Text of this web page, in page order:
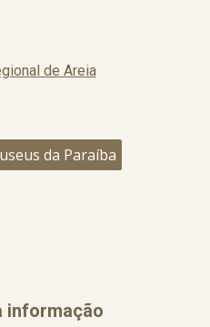
de Areia
da Paraíba
informação